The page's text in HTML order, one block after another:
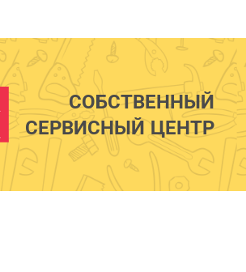
СОБСТВЕННЫЙ
СЕРВИСНЫЙ ЦЕНТР